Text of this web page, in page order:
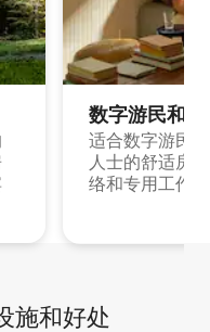
数字游民和
适合数字游民
人士的舒适房
络和专用工作
施和好处